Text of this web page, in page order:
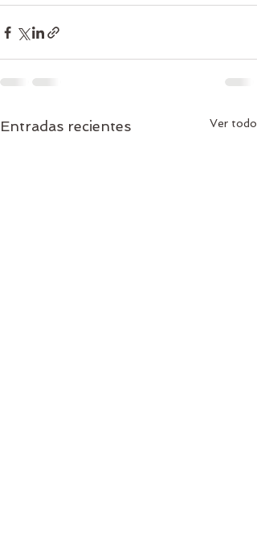
Entradas recientes Ver todo